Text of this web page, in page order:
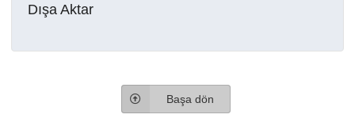
Dışa Aktar
Başa dön